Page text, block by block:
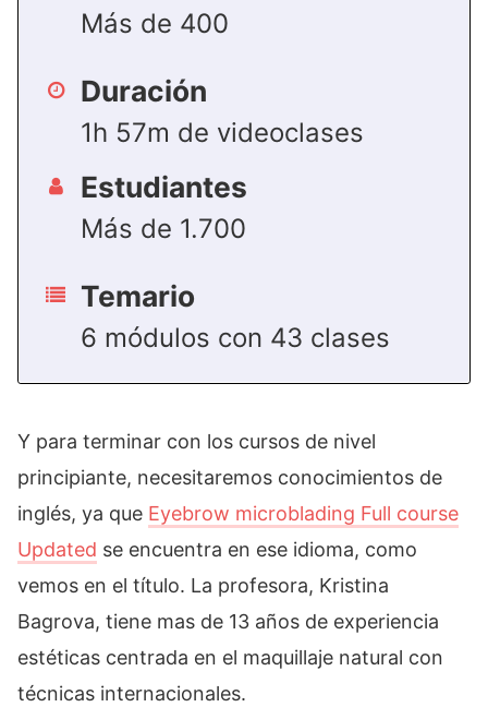
Más de 400
Duración
1h 57m de videoclases
Estudiantes
Más de 1.700
Temario
6 módulos con 43 clases
Y para terminar con los cursos de nivel
principiante, necesitaremos conocimientos de
inglés, ya que Eyebrow microblading Full course
Updated se encuentra en ese idioma, como
vemos en el título. La profesora, Kristina
Bagrova, tiene mas de 13 años de experiencia
estéticas centrada en el maquillaje natural con
técnicas internacionales.